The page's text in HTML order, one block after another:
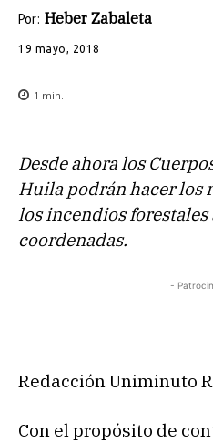
Por: Heber Zabaleta
19 mayo, 2018
1 min.
Desde ahora los
Huila podrán hacer los
los incendios forestales
coordenadas.
-
Redacción Uniminuto
Con el propósito de